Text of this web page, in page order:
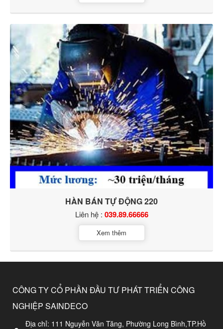
HÀN BÁN TỰ ĐỘNG 220
Liên hệ : 039.89.66666
Xem thêm
CÔNG TY CỔ PHẦN ĐẦU TƯ PHÁT TRIỂN CÔNG
NGHIỆP SAINDECO
Địa chỉ: 111 Nguyễn Văn Tăng, Phường Long Bình,TP.Hồ